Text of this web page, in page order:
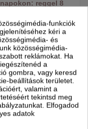
reggel 8
funkciók
kéri a
és
közösségimédia-
reklámokat. Ha
a
gombra, vagy keresd
beállítások területet.
valamint a
tekintsd meg
Elfogadod
adatok